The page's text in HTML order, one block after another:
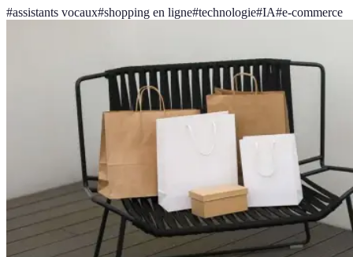
#assistants vocaux#shopping en ligne#technologie#IA#e-commerce